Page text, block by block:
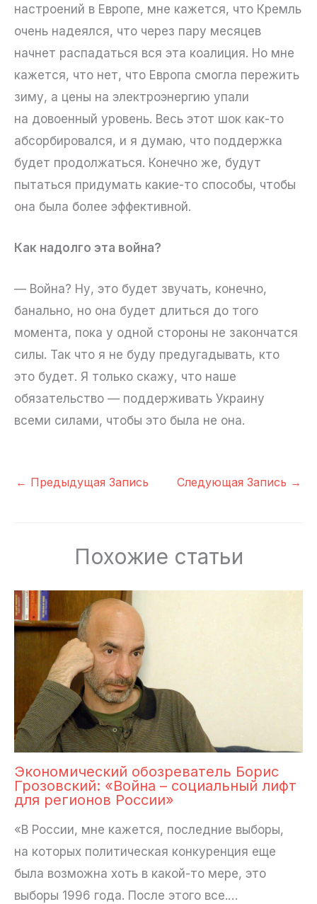
настроений в Европе, мне кажется, что Кремль
очень надеялся, что через пару месяцев
начнет распадаться вся эта коалиция. Но мне
кажется, что нет, что Европа смогла пережить
зиму, а цены на электроэнергию упали
на довоенный уровень. Весь этот шок как-то
абсорбировался, и я думаю, что поддержка
будет продолжаться. Конечно же, будут
пытаться придумать какие-то способы, чтобы
она была более эффективной.
Как надолго эта война?
— Война? Ну, это будет звучать, конечно,
банально, но она будет длиться до того
момента, пока у одной стороны не закончатся
силы. Так что я не буду предугадывать, кто
это будет. Я только скажу, что наше
обязательство — поддерживать Украину
всеми силами, чтобы это была не она.
← Предыдущая Запись Следующая Запись →
Похожие статьи
Экономический обозреватель Борис
Грозовский: «Война – социальный лифт
для регионов России»
«В России, мне кажется, последние выборы,
на которых политическая конкуренция еще
была возможна хоть в какой-то мере, это
выборы 1996 года. После этого все.…